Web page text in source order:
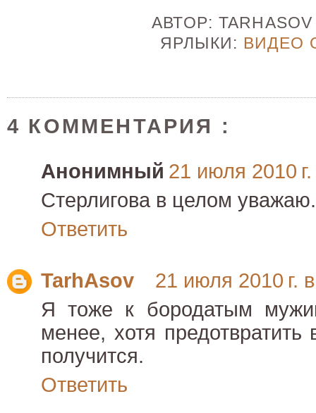
АВТОР:
ЯРЛЫКИ: ВИДЕО
4 КОММЕНТАРИЯ :
Анонимный 21 июля 2010
Стерлигова в целом уважаю.
Ответить
TarhAsov
21 июля 2010 г.
Я тоже к бородатым
менее, хотя предотвратить
получится.
Ответить